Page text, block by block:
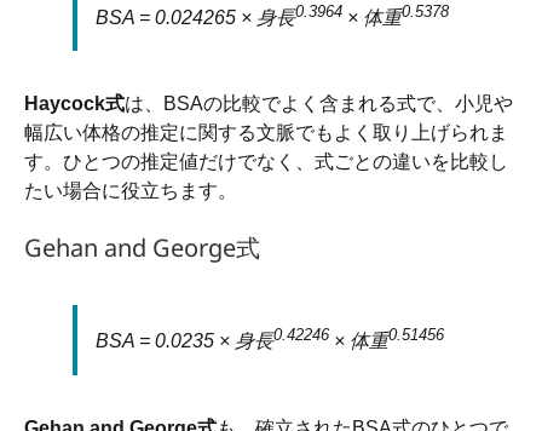
BSA = 0.024265 × 身長0.3964 × 体重0.5378
Haycock式は、BSAの比較でよく含まれる式で、小児や
幅広い体格の推定に関する文脈でもよく取り上げられま
す。ひとつの推定値だけでなく、式ごとの違いを比較し
たい場合に役立ちます。
Gehan and George式
BSA = 0.0235 × 身長0.42246 × 体重0.51456